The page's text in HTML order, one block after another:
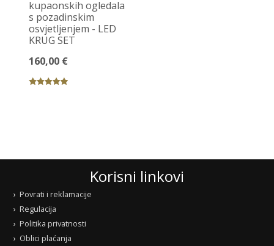
kupaonskih ogledala
s pozadinskim
osvjetljenjem - LED
KRUG SET
160,00 €
Korisni linkovi
Povrati i reklamacije
Regulacija
Politika privatnosti
Oblici plaćanja